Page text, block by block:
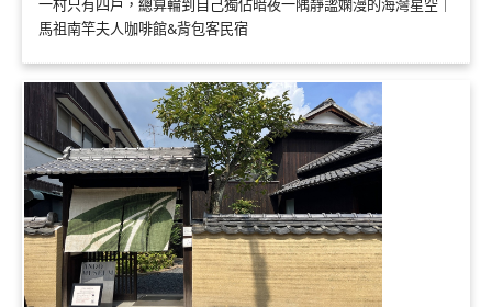
一村只有四戶，總算輪到自己獨佔暗夜一隅靜謐嫻漫的海灣星空｜
馬祖南竿夫人咖啡館&背包客民宿